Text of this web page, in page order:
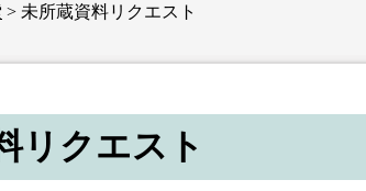
> 未所蔵資料リクエスト
リクエスト